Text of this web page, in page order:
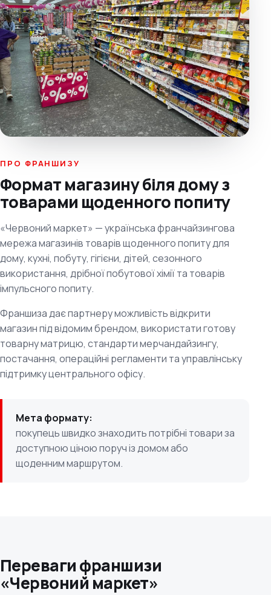
ПРО ФРАНШИЗУ
Формат магазину біля дому з
товарами щоденного попиту
«Червоний маркет» — українська франчайзингова
мережа магазинів товарів щоденного попиту для
дому, кухні, побуту, гігієни, дітей, сезонного
використання, дрібної побутової хімії та товарів
імпульсного попиту.
Франшиза дає партнеру можливість відкрити
магазин під відомим брендом, використати готову
товарну матрицю, стандарти мерчандайзингу,
постачання, операційні регламенти та управлінську
підтримку центрального офісу.
Мета формату:
покупець швидко знаходить потрібні товари за
доступною ціною поруч із домом або
щоденним маршрутом.
Переваги франшизи
«Червоний маркет»